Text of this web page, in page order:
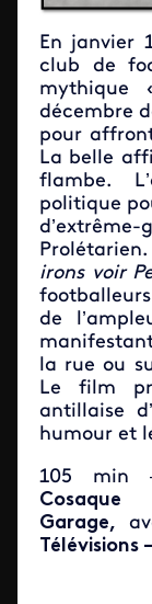
En janvier
club de
mythique
décembre
pour
La belle
flambe.
politique
irons voir
de
la rue ou
Le film
antillaise
humour et
105 min
Garage,
Télévisions